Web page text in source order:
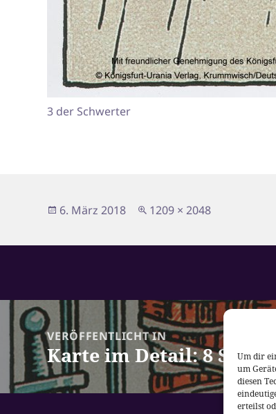
Um dir
um
diesen
erteilst
3 der Schwerter
Veröffentlicht
6. März 2018 Originalgröße
1209 × 2048
Beitragsnavigation
VERÖFFENTLICHT IN
Karte im Detail: 8